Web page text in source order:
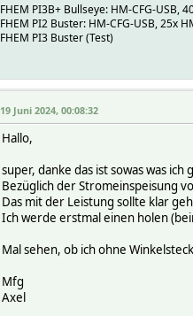
FHEM PI3B+ Bullseye: HM-CFG-USB,
FHEM PI2 Buster: HM-CFG-USB, 25x
FHEM PI3 Buster (Test)
19 Juni 2024, 00:08:32
Hallo,
super, danke das ist sowas was
Bezüglich der Stromeinspeisung
Das mit der Leistung sollte klar
Ich werde erstmal einen holen
Mal sehen, ob ich ohne
Mfg
Axel